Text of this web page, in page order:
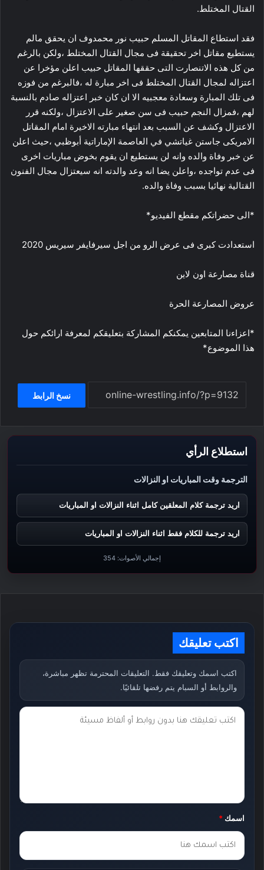
القتال المختلط.
فقد استطاع المقاتل المسلم حبيب نور محمدوف ان يحقق مالم
يستطيع مقاتل اخر تحقيقة فى مجال القتال المختلط ،ولكن بالرغم
من كل هذه الاتنصارت التى حققها المقاتل حبيب اعلن مؤخرا عن
اعتزاله لمجال القتال المختلط فى اخر مبارة له ،فالبرغم من فوزه
فى تلك المبارة وسعادة معجبيه الا ان كان خبر اعتزاله صادم بالنسبة
لهم ،فمزال النجم حبيب فى سن صغير على الاعتزال ،ولكنه قرر
الاعتزال وكشف عن السبب بعد انتهاء مبارته الاخيرة امام المقاتل
الامريكى جاستن غياتشي في العاصمة الإماراتية أبوظبي ،حيث اعلن
عن خبر وفاة والده وانه لن يستطيع ان يقوم بخوض مباريات اخرى
فى عدم تواجده ،واعلن يضا انه وعد والدته انه سيعتزال مجال الفنون
القتالية نهائيا بسبب وفاة والده.
*الى حضراتكم مقطع الفيديو*
استعدادت كبرى فى عرض الرو من اجل سيرفايفر سيريس 2020
قناة مصارعة اون لاين
عروض المصارعة الحرة
*اعزاءنا المتابعين يمكنكم المشاركة بتعليقكم لمعرفة ارائكم حول
هذا الموضوع*
نسخ الرابط
استطلاع الرأي
الترجمة وقت المباريات او النزالات
اريد ترجمة كلام المعلقين كامل اثناء النزالات او المباريات
اريد ترجمة للكلام فقط اثناء النزالات او المباريات
إجمالي الأصوات: 354
اكتب تعليقك
اكتب اسمك وتعليقك فقط. التعليقات المحترمة تظهر مباشرة،
والروابط أو السبام يتم رفضها تلقائيًا.
ت
ك
*
اسمك *